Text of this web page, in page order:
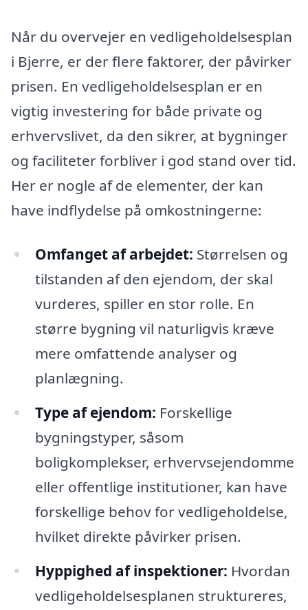
Når du overvejer en vedligeholdelsesplan
i Bjerre, er der flere faktorer, der påvirker
prisen. En vedligeholdelsesplan er en
vigtig investering for både private og
erhvervslivet, da den sikrer, at bygninger
og faciliteter forbliver i god stand over tid.
Her er nogle af de elementer, der kan
have indflydelse på omkostningerne:
Omfanget af arbejdet: Størrelsen og
tilstanden af den ejendom, der skal
vurderes, spiller en stor rolle. En
større bygning vil naturligvis kræve
mere omfattende analyser og
planlægning.
Type af ejendom: Forskellige
bygningstyper, såsom
boligkomplekser, erhvervsejendomme
eller offentlige institutioner, kan have
forskellige behov for vedligeholdelse,
hvilket direkte påvirker prisen.
Hyppighed af inspektioner: Hvordan
vedligeholdelsesplanen struktureres,